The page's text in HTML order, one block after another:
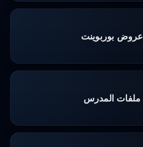
عروض بوربوينت
ملفات المدرس